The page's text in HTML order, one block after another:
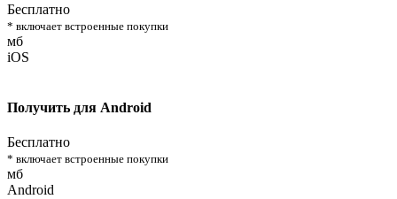
Бесплатно
* включает встроенные покупки
мб
iOS
Получить для Android
Бесплатно
* включает встроенные покупки
мб
Android